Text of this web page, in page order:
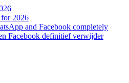
for 2026
and Facebook completely
Facebook definitief verwijder